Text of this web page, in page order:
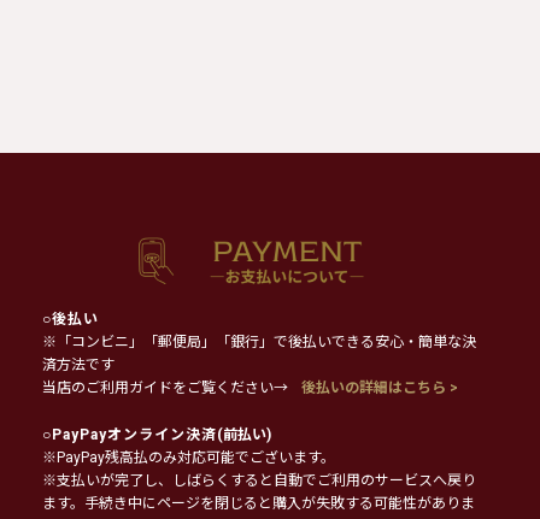
○後払い
※「コンビニ」「郵便局」「銀行」で後払いできる安心・簡単な決
済方法です
当店のご利用ガイドをご覧ください→
後払いの詳細はこちら >
○PayPayオンライン決済(前払い)
※PayPay残高払のみ対応可能でございます。
※支払いが完了し、しばらくすると自動でご利用のサービスへ戻り
ます。手続き中にページを閉じると購入が失敗する可能性がありま